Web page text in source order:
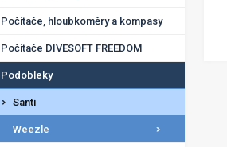
Počítače, hloubkoměry a kompasy
Počítače DIVESOFT FREEDOM
Podobleky
Santi
Weezle